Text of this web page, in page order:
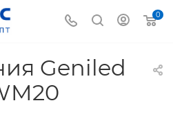
0
Geniled